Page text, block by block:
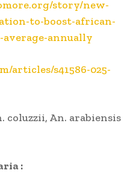
story/new-
to-boost-african-
annually
articles/s41586-025-
coluzzii, An. arabiensis
: